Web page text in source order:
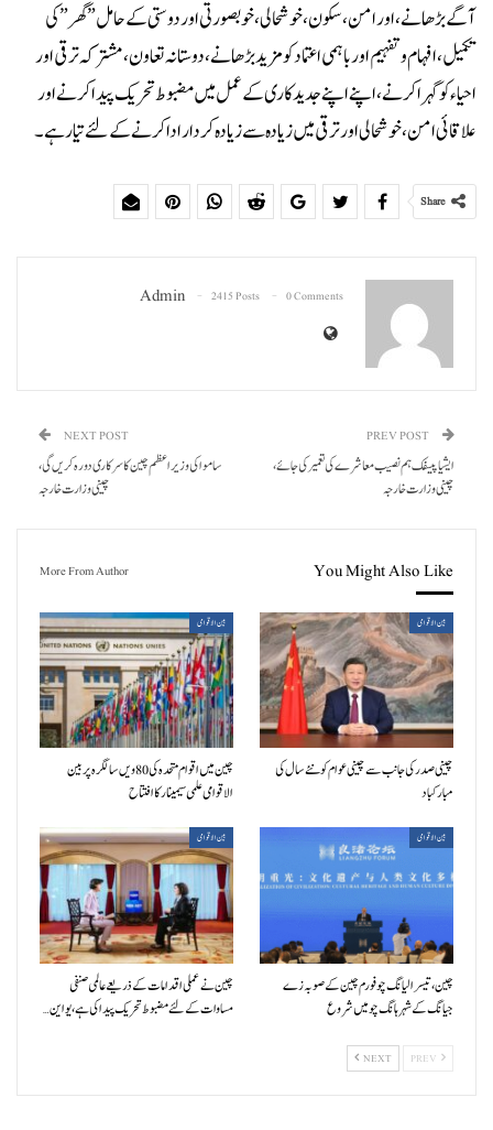
آگے بڑھانے ، اور امن، سکون، خوشحالی، خوبصورتی اور دوستی کے حامل ” گھر ” کی
تکمیل ، افہام و تفہیم اور باہمی اعتماد کو مزید بڑھانے، دوستانہ تعاون، مشترکہ ترقی اور
احیاء کو گہرا کرنے، اپنے اپنے جدیدکاری کے عمل میں مضبوط تحریک پیدا کرنے اور
علاقائی امن، خوشحالی اور ترقی میں زیادہ سے زیادہ کردار ادا کرنے کے لئے تیار ہے۔
Share
Admin 2415 Posts 0 Comments
ایشیا پیسفک ہم نصیب معاشرے کی تعمیرکی جائے،
چینی وزارت خارجہ
NEXT POST
ساموا کی وزیر اعظم چین کا سرکاری دورہ کریں گی،
چینی وزارت خا رجہ
You Might Also Like
More From Author
بین الاقوامی
چینی صدر کی جانب سے چینی عوام کو نئے سال کی
مبارکباد
بین الاقوامی
چین میں اقوام متحدہ کی 80ویں سالگرہ پر بین
الاقوامی علمی سیمینار کا افتتاح
بین الاقوامی
چین، تیسرا لیانگ چو فورم چین کے صوبہ زے
جیانگ کے شہر ہانگ چو میں شروع
بین الاقوامی
چین نے عملی اقدامات کے ذریعے عالمی صنفی
مساوات کے لئے مضبوط تحریک پیدا کی ہے، یو این…
NEXT